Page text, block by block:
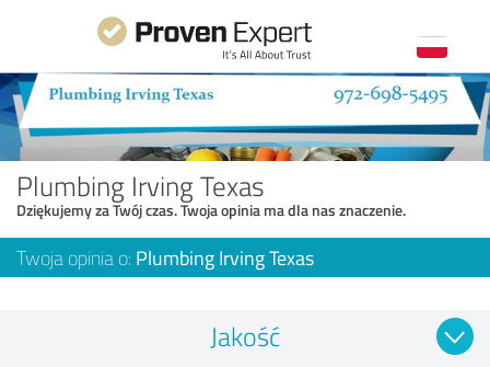
Plumbing Irving Texas
Dziękujemy za Twój czas. Twoja opinia ma dla nas znaczenie.
Twoja opinia o: Plumbing Irving Texas
Jakość